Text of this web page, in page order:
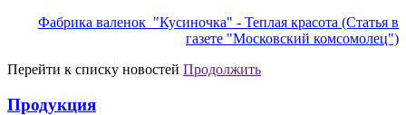
Фабрика валенок "Кусиночка" - Теплая красота (Статья в
газете "Московский комсомолец")
Перейти к списку новостей Продолжить
Продукция